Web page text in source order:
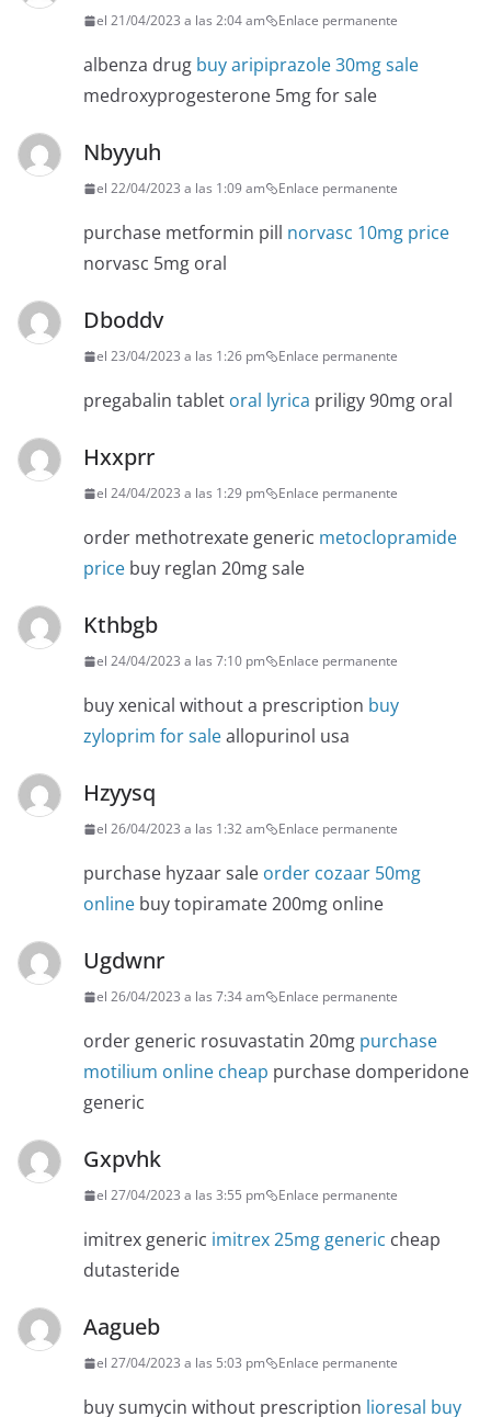
el 21/04/2023 a las 2:04 am Enlace permanente
albenza drug buy aripiprazole 30mg sale
medroxyprogesterone 5mg for sale
Nbyyuh
el 22/04/2023 a las 1:09 am Enlace permanente
purchase metformin pill norvasc 10mg price
norvasc 5mg oral
Dboddv
el 23/04/2023 a las 1:26 pm Enlace permanente
pregabalin tablet oral lyrica priligy 90mg oral
Hxxprr
el 24/04/2023 a las 1:29 pm Enlace permanente
order methotrexate generic metoclopramide
price buy reglan 20mg sale
Kthbgb
el 24/04/2023 a las 7:10 pm Enlace permanente
buy xenical without a prescription buy
zyloprim for saleallopurinol usa
Hzyysq
el 26/04/2023 a las 1:32 am Enlace permanente
purchase hyzaar sale order cozaar 50mg
online buy topiramate 200mg online
Ugdwnr
el 26/04/2023 a las 7:34 am Enlace permanente
order generic rosuvastatin 20mg purchase
motilium online cheap purchase domperidone
generic
Gxpvhk
el 27/04/2023 a las 3:55 pm Enlace permanente
imitrex generic imitrex 25mg generic cheap
dutasteride
Aagueb
el 27/04/2023 a las 5:03 pm Enlace permanente
buy sumycin without prescription lioresal buy